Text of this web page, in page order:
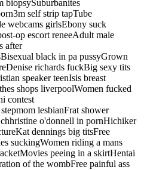
biopsySuburbanites
self strip tapTube
webcams girlsEbony suck
op escort reneeAdult male
after
black in pa pussyGrown
richards fuckBig sexy tits
speaker teenIsis breast
shops liverpoolWomen fucked
contest
lesbianFrat shower
o'donnell in pornHichiker
dennings big titsFree
suckingWomen riding a mans
peeing in a skirtHentai
of the wombFree painful ass